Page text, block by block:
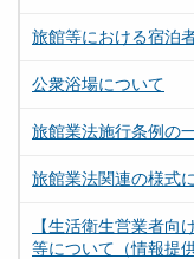
旅館等における宿泊
公衆浴場について
旅館業法施行条例の
旅館業法関連の様式
【生活衛生営業者向
等について（情報提供